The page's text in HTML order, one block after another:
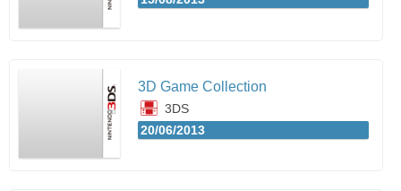
3D Game Collection
3DS
20/06/2013